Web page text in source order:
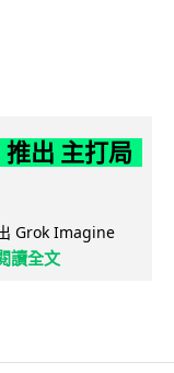
出 主打局
Grok Imagine
讀全文